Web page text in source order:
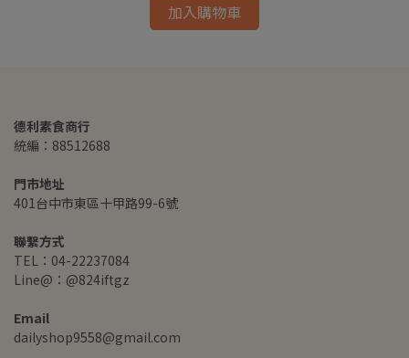
加入購物車
德利素食商行
統編：88512688
門市地址
401台中市東區十甲路99-6號
聯繫方式
TEL：04-22237084
Line@：@824iftgz
Email
dailyshop9558@gmail.com